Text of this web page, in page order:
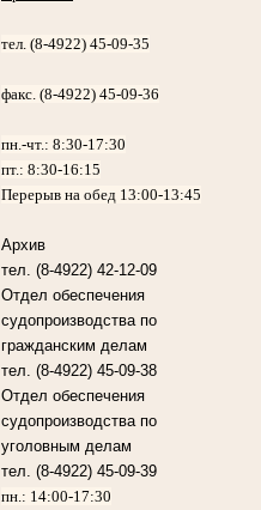
тел. (8-4922) 45-09-35
факс. (8-4922) 45-09-36
пн.-чт.:8:30-17:30
пт.:8:30-16:15
Перерыв на обед 13:00-13:45
Архив
тел. (8-4922) 42-12-09
Отдел обеспечения
судопроизводства по
гражданским делам
тел. (8-4922) 45-09-38
Отдел обеспечения
судопроизводства по
уголовным делам
тел. (8-4922) 45-09-39
пн.: 14:00-17:30